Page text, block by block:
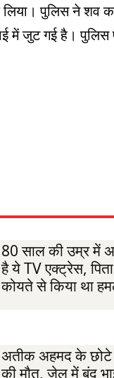
पुलिस ने शव
में जुट गई है। पुलिस
80 साल की उम्र में
है ये TV एक्ट्रेस,
कोयते से किया था
अतीक अहमद के
की मौत, जेल में बंद